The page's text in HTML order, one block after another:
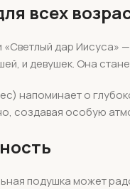
всех
дар Иисуса»
и девушек. Она
напоминает о
создавая особую
подушка может